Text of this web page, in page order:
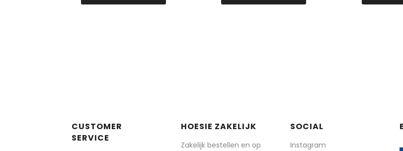
CUSTOMER
SERVICE
HOESIE ZAKELIJK
Zakelijk bestellen en op
SOCIAL
Instagram